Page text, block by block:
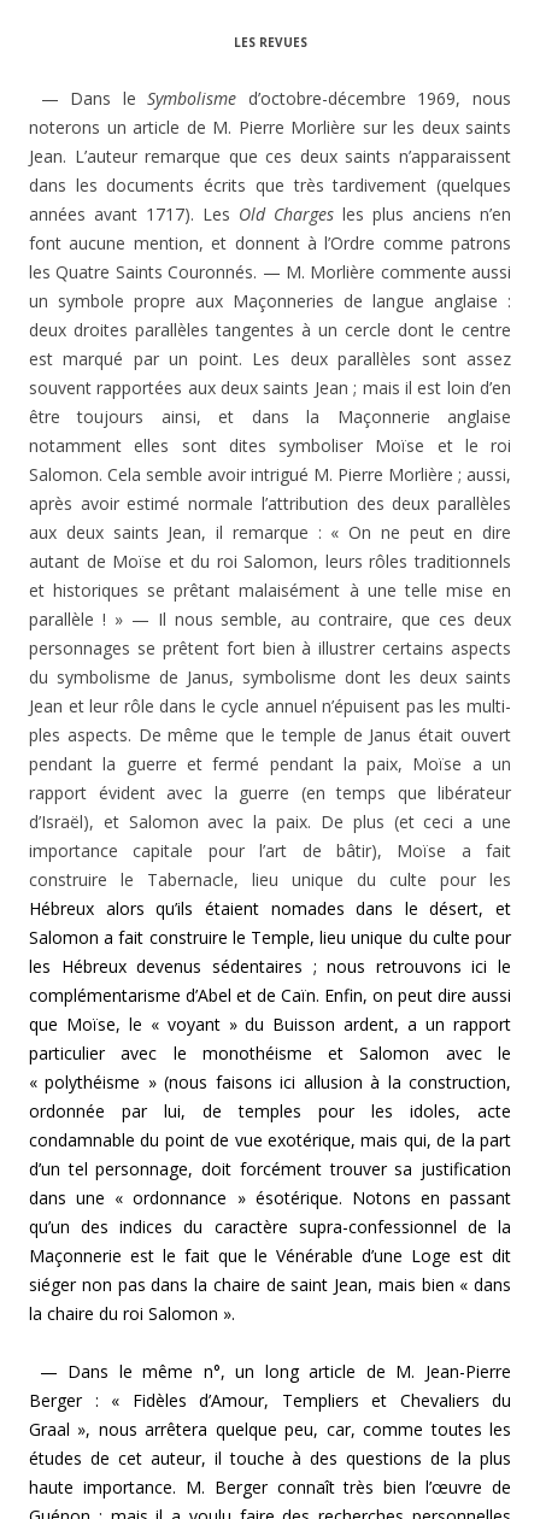
LES REVUES
— Dans leSymbolisme d’octobre-décembre 1969, nous
noterons un article de M. Pierre Morlière sur les deux saints
Jean. L’auteur remarque que ces deux saints n’appa­raissent
dans les documents écrits que très tardivement (quelques
années avant 1717). Les Old Charges les plus anciens n’en
font aucune mention, et donnent à l’Ordre comme patrons
les Quatre Saints Couronnés. — M. Morlière commente aussi
un symbole propre aux Maçonneries de langue anglaise :
deux droites parallèles tangentes à un cercle dont le centre
est marqué par un point. Les deux parallèles sont assez
souvent rapportées aux deux saints Jean ; mais il est loin d’en
être toujours ainsi, et dans la Maçonnerie anglaise
notamment elles sont dites symbo­liser Moïse et le roi
Salomon. Cela semble avoir intrigué M. Pierre Morlière ; aussi,
après avoir estimé normale l’attribution des deux parallèles
aux deux saints Jean, il remarque : « On ne peut en dire
autant de Moïse et du roi Salomon, leurs rôles traditionnels
et historiques se prêtant malaisément à une telle mise en
parallèle ! » — Il nous semble, au contraire, que ces deux
personnages se prêtent fort bien à illustrer certains aspects
du symbo­lisme de Janus, symbolisme dont les deux saints
Jean et leur rôle dans le cycle annuel n’épuisent pas les multi­
ples aspects. De même que le temple de Janus était ouvert
pendant la guerre et fermé pendant la paix, Moïse a un
rapport évident avec la guerre (en temps que libérateur
d’Israël), et Salomon avec la paix. De plus (et ceci a une
importance capitale pour l’art de bâtir), Moïse a fait
construire le Tabernacle, lieu unique du culte pour les
Hébreux alors qu’ils étaient nomades dans le désert, et
Salomon a fait construire le Temple, lieu unique du culte pour
les Hébreux devenus sédentaires ; nous retrouvons ici le
complémentarisme d’Abel et de Caïn. Enfin, on peut dire aussi
que Moïse, le « voyant » du Buisson ardent, a un rapport
particulier avec le monothéisme et Salomon avec le
« polythéisme » (nous faisons ici allusion à la construction,
ordonnée par lui, de temples pour les idoles, acte
condamnable du point de vue exotérique, mais qui, de la part
d’un tel personnage, doit forcément trouver sa justification
dans une « ordonnance » ésotérique. Notons en passant
qu’un des indices du caractère supra-confes­sionnel de la
Maçonnerie est le fait que le Vénérable d’une Loge est dit
siéger non pas dans la chaire de saint Jean, mais bien « dans
la chaire du roi Salomon ».
— Dans le même n°, un long article de M. Jean-Pierre
Berger : « Fidèles d’Amour, Templiers et Chevaliers du
Graal », nous arrêtera quelque peu, car, comme toutes les
études de cet auteur, il touche à des questions de la plus
haute importance. M. Berger connaît très bien l’œuvre de